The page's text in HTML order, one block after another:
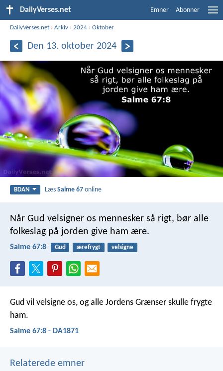
DailyVerses.net Emner Abonner
DailyVerses.net ›Arkiv ›2024 ›Oktober
Den 13. oktober 2024
BDAN LæsSalme 67 online
Når Gud velsigner os mennesker så rigt, bør alle
folkeslag på jorden give ham ære.
Salme 67:8 Gud ærefrygt velsigne
Gud vil velsigne os, og alle Jordens Grænser skulle frygte
ham.
Salme 67:8 - DA1871
Relaterede emner